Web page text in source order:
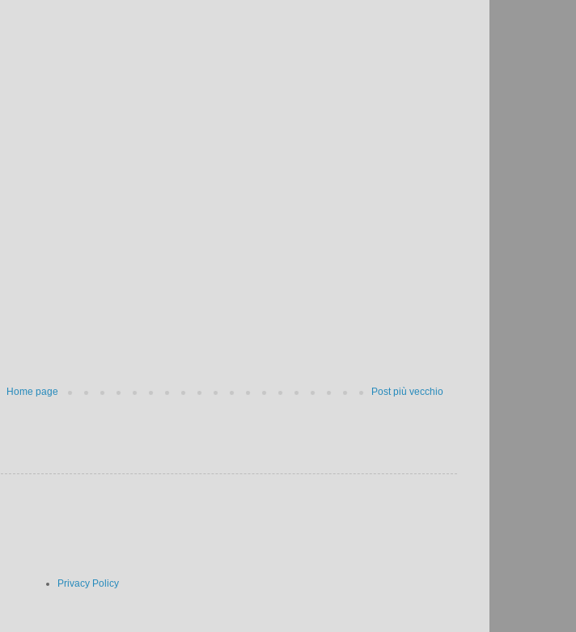
Post più vecchio
Home page
Privacy Policy